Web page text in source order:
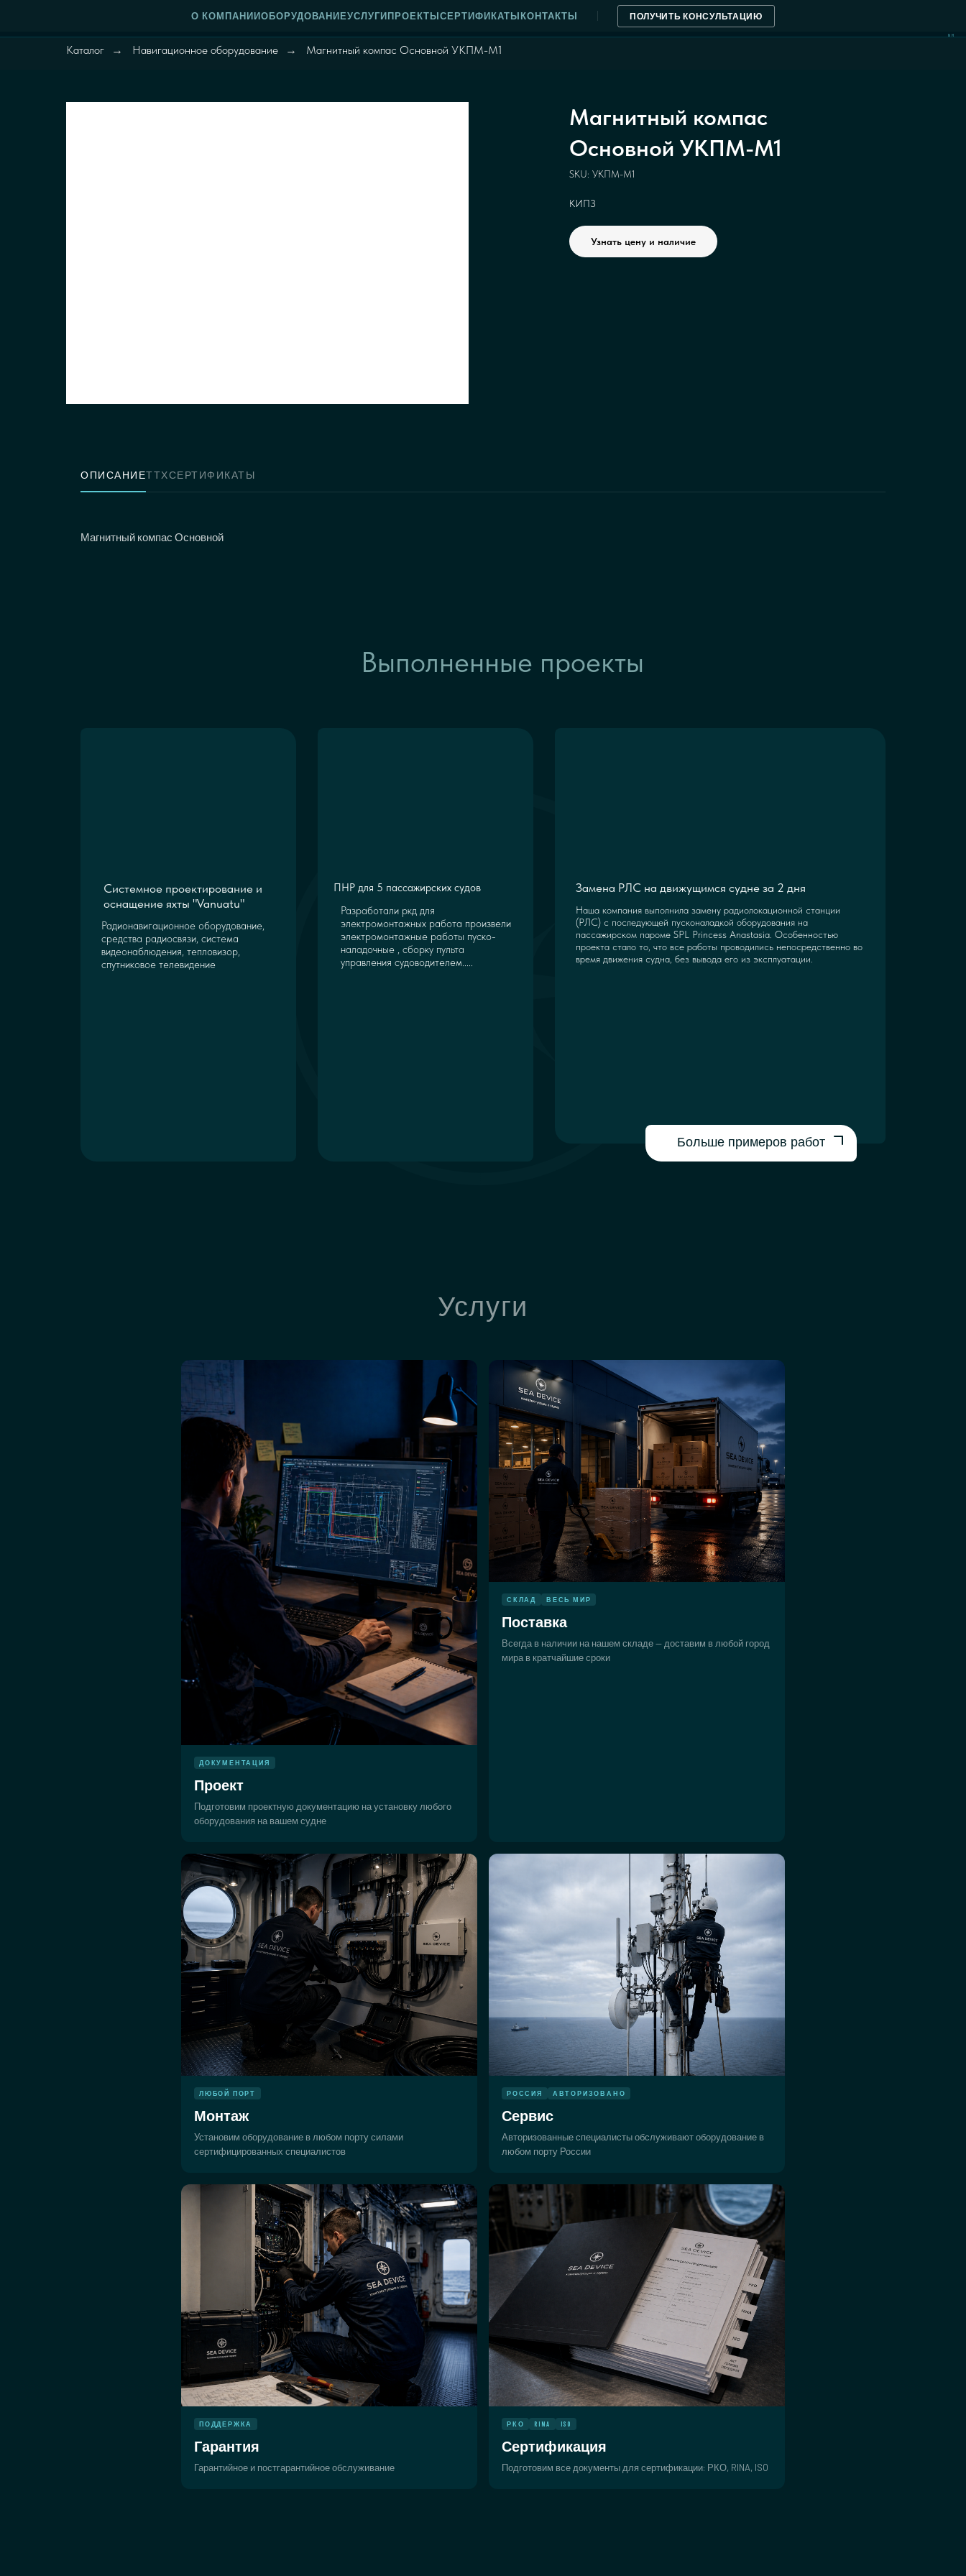
О КОМПАНИИОБОРУДОВАНИЕУСЛУГИПРОЕКТЫСЕРТИФИКАТЫКОНТАКТЫ ПОЛУЧИТЬ КОНСУЛЬТАЦИЮ
NM
Каталог → Навигационное оборудование → Магнитный компас Основной УКПМ-М1
Магнитный компас
Основной УКПМ-М1
SKU: УКПМ-М1
КИПЗ
Узнать цену и наличие
ОПИСАНИЕТТХСЕРТИФИКАТЫ
Магнитный компас Основной
Больше примеров работ
Наша компания выполнила замену радиолокационной станции
(РЛС) с последующей пусконаладкой оборудования на
пассажирском пароме SPL Princess Anastasia. Особенностью
проекта стало то, что все работы проводились непосредственно во
время движения судна, без вывода его из эксплуатации.
Замена РЛС на движущимся судне за 2 дня
Разработали ркд для
электромонтажных работа произвели
электромонтажные работы пуско-
наладочные , сборку пульта
управления судоводителем.....
ПНР для 5 пассажирских судов
Радионавигационное оборудование,
средства радиосвязи, система
видеонаблюдения, тепловизор,
спутниковое телевидение
Системное проектирование и
оснащение яхты "Vanuatu"
Выполненные проекты
Услуги
ДОКУМЕНТАЦИЯ
Проект
Подготовим проектную документацию на установку любого
оборудования на вашем судне
СКЛАД ВЕСЬ МИР
Поставка
Всегда в наличии на нашем складе — доставим в любой город
мира в кратчайшие сроки
ЛЮБОЙ ПОРТ
Монтаж
Установим оборудование в любом порту силами
сертифицированных специалистов
РОССИЯ АВТОРИЗОВАНО
Сервис
Авторизованные специалисты обслуживают оборудование в
любом порту России
ПОДДЕРЖКА
Гарантия
Гарантийное и постгарантийное обслуживание
РКО RINA ISO
Сертификация
Подготовим все документы для сертификации: РКО, RINA, ISO